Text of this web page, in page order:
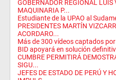
GOBERNADOR REGIONAL LUIS
MAQUINARIA P...
Estudiante de la UPAO al
PRESIDENTES MARTÍN
ACORDARO...
Más de 300 vídeos captados
BID apoyará en solución
CUMBRE PERMITIRÁ
SIGU...
JEFES DE ESTADO DE PERÚ Y